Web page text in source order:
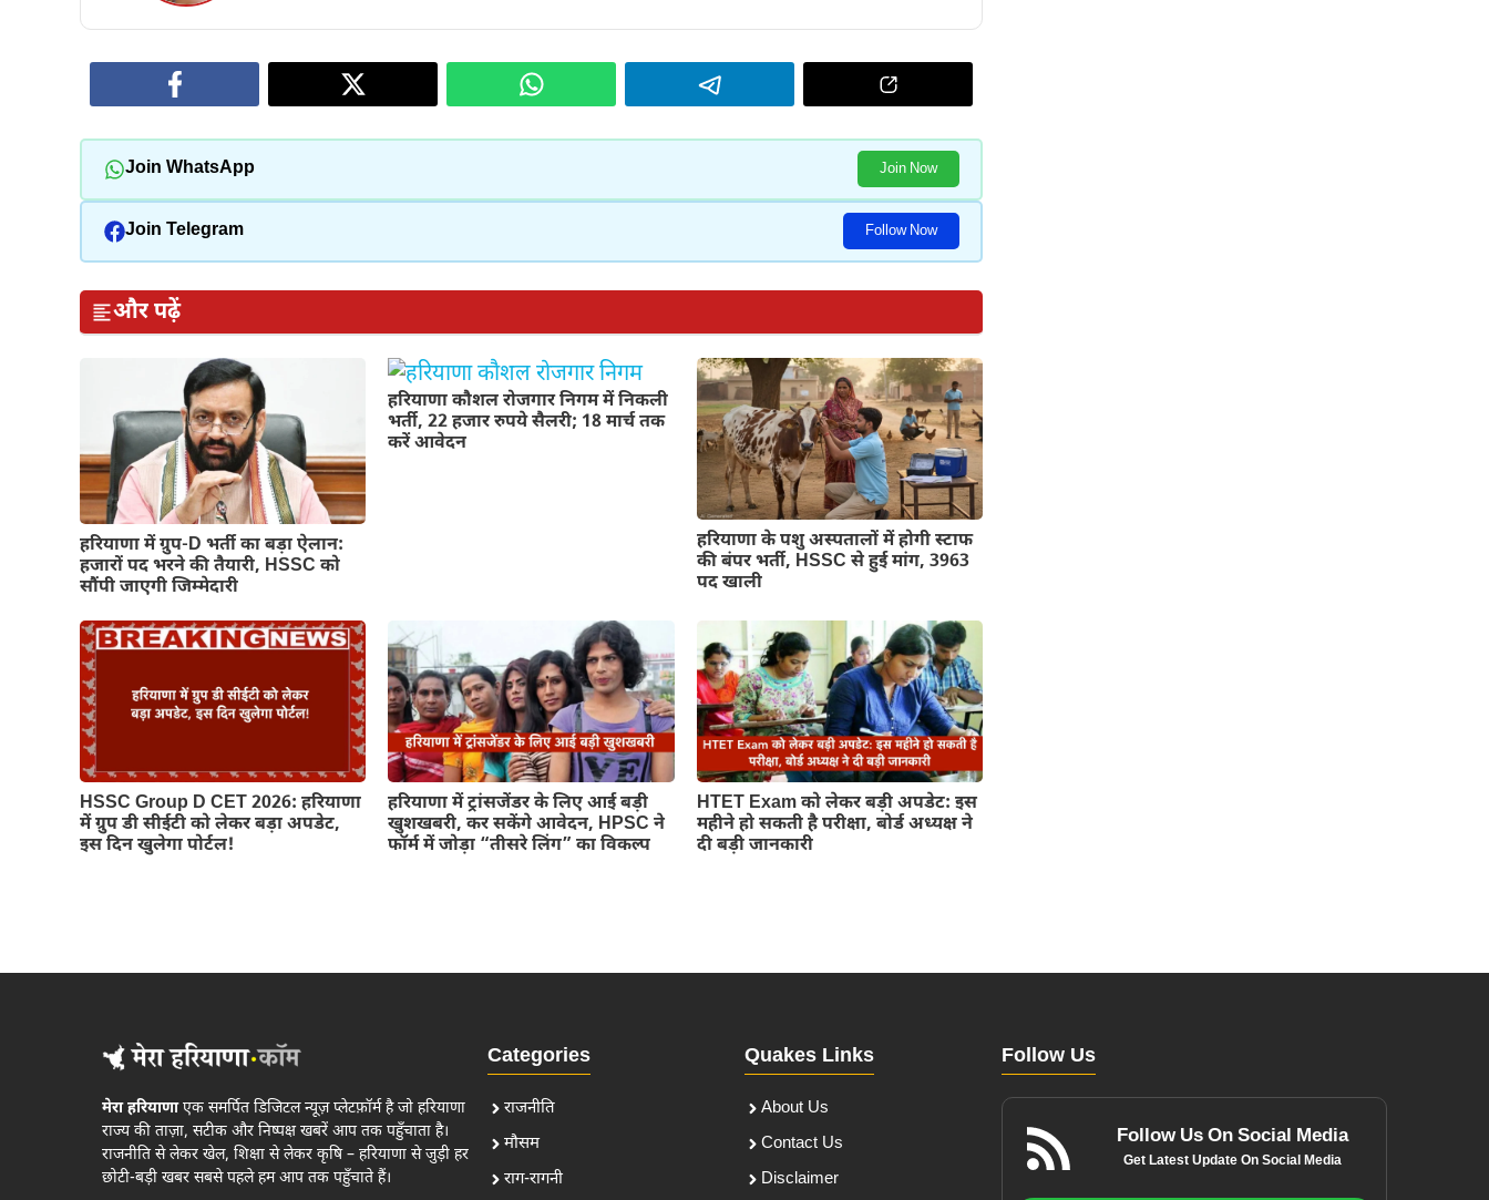
Join WhatsApp Join Now
Join Telegram Follow Now
और पढ़ें
हरियाणा में ग्रुप-D भर्ती का बड़ा ऐलान:
हजारों पद भरने की तैयारी, HSSC को
सौंपी जाएगी जिम्मेदारी
हरियाणा कौशल रोजगार निगम में निकली
भर्ती, 22 हजार रुपये सैलरी; 18 मार्च तक
करें आवेदन
हरियाणा के पशु अस्पतालों में होगी स्टाफ
की बंपर भर्ती, HSSC से हुई मांग, 3963
पद खाली
HSSC Group D CET 2026: हरियाणा
में ग्रुप डी सीईटी को लेकर बड़ा अपडेट,
इस दिन खुलेगा पोर्टल!
हरियाणा में ट्रांसजेंडर के लिए आई बड़ी
खुशखबरी, कर सकेंगे आवेदन, HPSC ने
फॉर्म में जोड़ा “तीसरे लिंग” का विकल्प
HTET Exam को लेकर बड़ी अपडेट: इस
महीने हो सकती है परीक्षा, बोर्ड अध्यक्ष ने
दी बड़ी जानकारी
मेरा हरियाणाएक समर्पित डिजिटल न्यूज़ प्लेटफ़ॉर्म है जो हरियाणा
राज्य की ताज़ा, सटीक और निष्पक्ष खबरें आप तक पहुँचाता है।
राजनीति से लेकर खेल, शिक्षा से लेकर कृषि – हरियाणा से जुड़ी हर
छोटी-बड़ी खबर सबसे पहले हम आप तक पहुँचाते हैं।
Categories
राजनीति
मौसम
राग-रागनी
Quakes Links
About Us
Contact Us
Disclaimer
Follow Us
Follow Us On Social Media
Get Latest Update On Social Media